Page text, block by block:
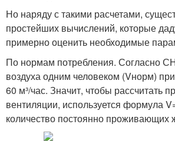
Но наряду с такими расчетами,
простейших вычислений, которые
примерно оценить необходимые
По нормам потребления. Согласно
воздуха одним человеком (Vнорм)
60 м³/час. Значит, чтобы рассчитать
вентиляции, используется формула
количество постоянно проживающих